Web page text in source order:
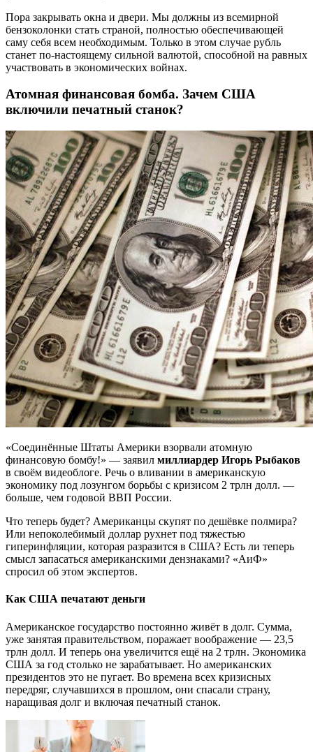
Пора закрывать окна и двери. Мы должны из всемирной
бензоколонки стать страной, полностью обеспечивающей
саму себя всем необходимым. Только в этом случае рубль
станет по-настоящему сильной валютой, способной на равных
участвовать в экономических войнах.
Атомная финансовая бомба. Зачем США
включили печатный станок?
«Соединённые Штаты Америки взорвали атомную
финансовую бомбу!» — заявил миллиардер Игорь Рыбаков
в своём видеоблоге. Речь о вливании в американскую
экономику под лозунгом борьбы с кризисом 2 трлн долл. —
больше, чем годовой ВВП России.
Что теперь будет? Американцы скупят по дешёвке полмира?
Или непоколебимый доллар рухнет под тяжестью
гиперинфляции, которая разразится в США? Есть ли теперь
смысл запасаться американскими дензнаками? «АиФ»
спросил об этом экспертов.
Как США печатают деньги
Американское государство постоянно живёт в долг. Сумма,
уже занятая правительством, поражает воображение — 23,5
трлн долл. И теперь она увеличится ещё на 2 трлн. Экономика
США за год столько не зарабатывает. Но американских
президентов это не пугает. Во времена всех кризисных
передряг, случавшихся в прошлом, они спасали страну,
наращивая долг и включая печатный станок.